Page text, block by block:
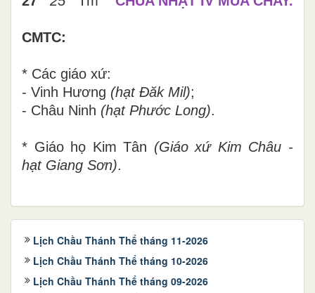
CMTC:
* Các giáo xứ:
- Vinh Hương (hạt Đăk Mil);
- Châu Ninh (hạt Phước Long).
* Giáo họ Kim Tân (Giáo xứ Kim Châu -
hạt Giang Sơn).
Lịch Chầu Thánh Thể tháng 11-2026
Lịch Chầu Thánh Thể tháng 10-2026
Lịch Chầu Thánh Thể tháng 09-2026